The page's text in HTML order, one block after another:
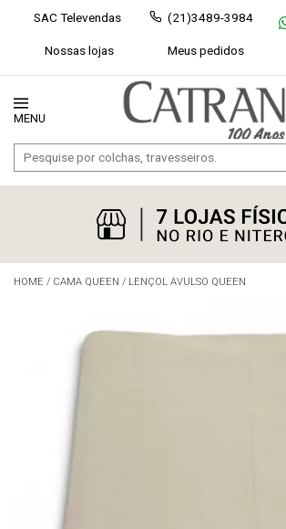
SAC Televendas (21)3489-3984
Nossas lojas
Meus pedidos
HOME / CAMA QUEEN / LENÇOL AVULSO QUEEN